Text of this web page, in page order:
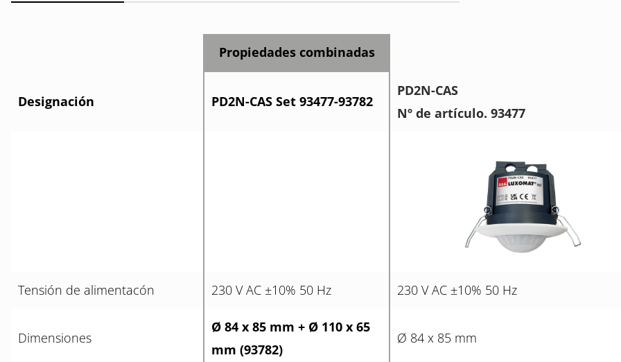
Propiedades combinadas
Designación PD2N-CAS Set 93477-93782
PD2N-CAS
Nº de artículo. 93477
Tensión de alimentacón 230 V AC ±10% 50 Hz 230 V AC ±10% 50 Hz
Dimensiones
Ø 84 x 85 mm + Ø 110 x 65
mm (93782)
Ø 84 x 85 mm